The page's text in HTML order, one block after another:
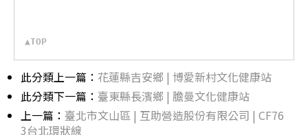
▲TOP
此分類上一篇： 花蓮縣吉安鄉 | 博愛新村文化健康站
此分類下一篇： 臺東縣長濱鄉 | 膽曼文化健康站
上一篇： 臺北市文山區 | 互助營造股份有限公司 | CF76
3台北環狀線